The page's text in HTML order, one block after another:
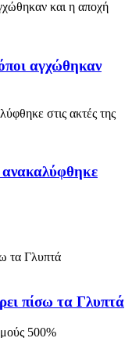
αγχώθηκαν
ανακαλύφθηκε
πίσω τα Γλυπτά